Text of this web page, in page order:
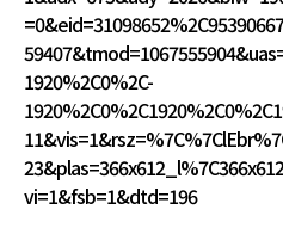
1920%2C0%2C-
vi=1&fsb=1&dtd=196